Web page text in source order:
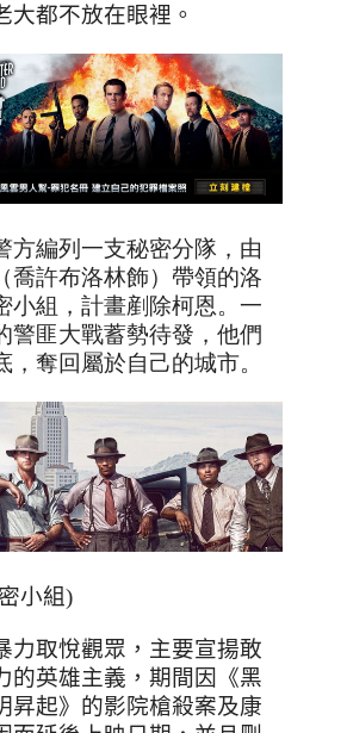
大都不放在眼裡。
方編列一支秘密分隊，由
喬許布洛林飾）帶領的洛
小組，計畫剷除柯恩。一
警匪大戰蓄勢待發，他們
，奪回屬於自己的城市。
小組)
力取悅觀眾，主要宣揚敢
的英雄主義，期間因《黑
昇起》的影院槍殺案及康